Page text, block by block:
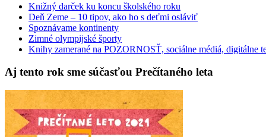
Knižný darček ku koncu školského roku
Deň Zeme – 10 tipov, ako ho s deťmi osláviť
Spoznávame kontinenty
Zimné olympijské športy
Knihy zamerané na POZORNOSŤ, sociálne médiá, digitálne
Aj tento rok sme súčasťou Prečítaného leta